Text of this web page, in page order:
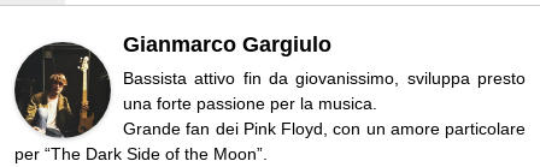
Gianmarco Gargiulo
Bassista attivo fin da giovanissimo, sviluppa presto
una forte passione per la musica.
Grande fan dei Pink Floyd, con un amore particolare
per “The Dark Side of the Moon”.